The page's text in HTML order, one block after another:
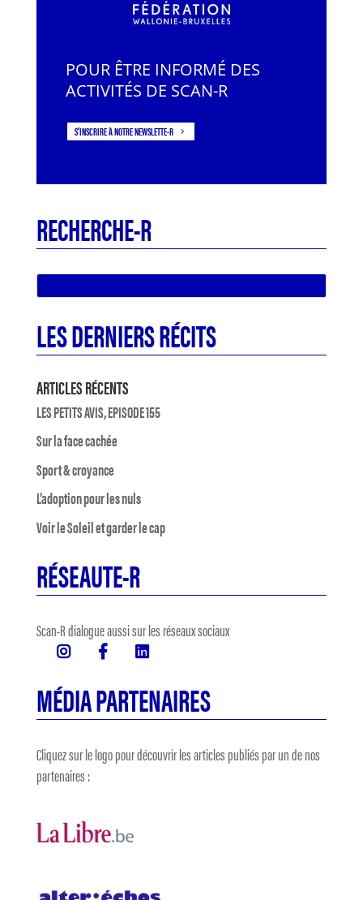
POUR ÊTRE INFORMÉ DES
ACTIVITÉS DE SCAN-R
S'INSCRIRE À NOTRE NEWSLETTE-R
RECHERCHE-R
LES DERNIERS RÉCITS
ARTICLES RÉCENTS
LES PETITS AVIS, EPISODE 155
Sur la face cachée
Sport & croyance
L’adoption pour les nuls
Voir le Soleil et garder le cap
RÉSEAUTE-R
Scan-R dialogue aussi sur les réseaux sociaux
MÉDIA PARTENAIRES
Cliquez sur le logo pour découvrir les articles publiés par un de nos
partenaires :